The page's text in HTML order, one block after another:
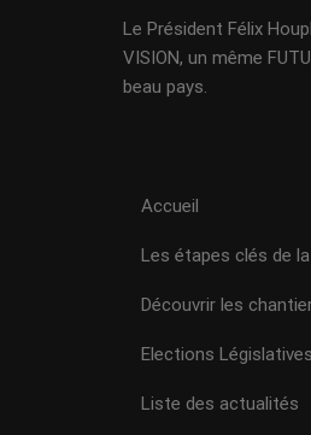
Le Président Félix
VISION, un même
beau pays.
Accueil
Les étapes clés de
Découvrir les
Elections
Liste des actualités